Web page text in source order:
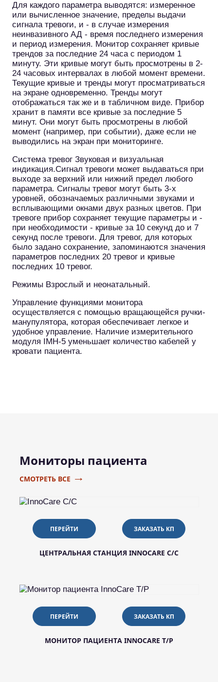
Для каждого параметра выводятся: измеренное
или вычисленное значение, пределы выдачи
сигнала тревоги, и - в случае измерения
неинвазивного АД - время последнего измерения
и период измерения. Монитор сохраняет кривые
трендов за последние 24 часа с периодом 1
минуту. Эти кривые могут быть просмотрены в 2-
24 часовых интервалах в любой момент времени.
Текущие кривые и тренды могут просматриваться
на экране одновременно. Тренды могут
отображаться так же и в табличном виде. Прибор
хранит в памяти все кривые за последние 5
минут. Они могут быть просмотрены в любой
момент (например, при событии), даже если не
выводились на экран при мониторинге.
Система тревог Звуковая и визуальная
индикация.Сигнал тревоги может выдаваться при
выходе за верхний или нижний предел любого
параметра. Сигналы тревог могут быть 3-х
уровней, обозначаемых различными звуками и
всплывающими окнами двух разных цветов. При
тревоге прибор сохраняет текущие параметры и -
при необходимости - кривые за 10 секунд до и 7
секунд после тревоги. Для тревог, для которых
было задано сохранение, запоминаются значения
параметров последних 20 тревог и кривые
последних 10 тревог.
Режимы Взрослый и неонатальный.
Управление функциями монитора
осуществляется с помощью вращающейся ручки-
манупулятора, которая обеспечивает легкое и
удобное управление. Наличие измерительного
модуля IMH-5 уменьшает количество кабелей у
кровати пациента.
Мониторы пациента
СМОТРЕТЬ ВСЕ →
ПЕРЕЙТИ ЗАКАЗАТЬ КП
ЦЕНТРАЛЬНАЯ СТАНЦИЯ INNOCARE C/C
ПЕРЕЙТИ ЗАКАЗАТЬ КП
МОНИТОР ПАЦИЕНТА INNOCARE T/P